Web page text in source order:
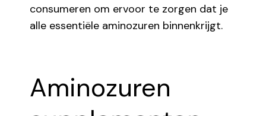
consumeren om ervoor te zorgen dat je
alle essentiële aminozuren binnenkrijgt.
Aminozuren